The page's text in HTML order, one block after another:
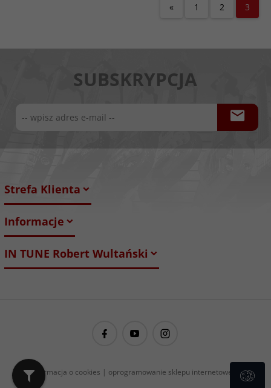
« 1 2 3
SUBSKRYPCJA
Strefa Klienta
Informacje
IN TUNE Robert Wultański
guitarproject@guitarproject.pl
Informacja o cookies | oprogramowanie sklepu internetowego